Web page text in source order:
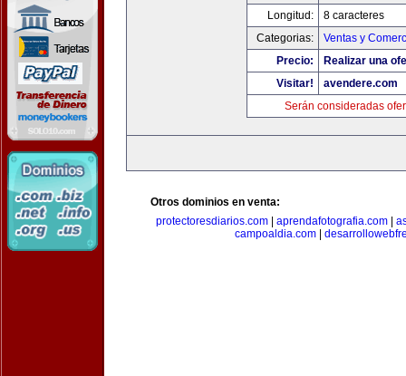
Longitud:
8 caracteres
Categorias:
Ventas y
Precio:
Realizar una
Visitar!
avendere.com
Serán consideradas
Otros dominios en venta:
protectoresdiarios.com
aprendafotografia.com
campoaldia.com